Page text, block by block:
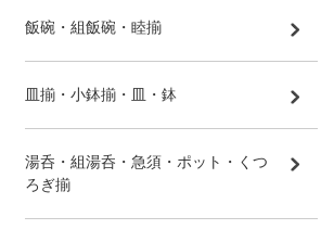
飯碗・組飯碗・睦揃
皿揃・小鉢揃・皿・鉢
湯呑・組湯呑・急須・ポット・くつ
ろぎ揃